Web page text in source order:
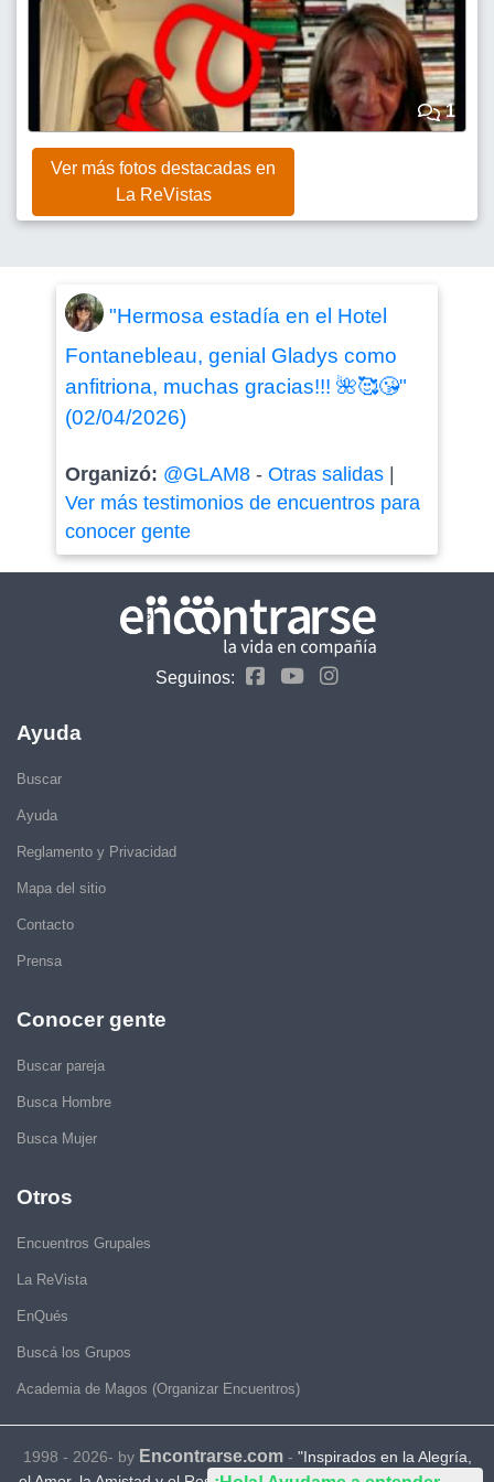
1
Ver más fotos destacadas en
La ReVistas
"Hermosa estadía en el Hotel
Fontanebleau, genial Gladys como
anfitriona, muchas gracias!!! 🌺🥰😘"
(02/04/2026)
Organizó: @GLAM8- Otras salidas|
Ver más testimonios de encuentros para
conocer gente
Seguinos:
Ayuda
Buscar
Ayuda
Reglamento y Privacidad
Mapa del sitio
Contacto
Prensa
Conocer gente
Buscar pareja
Busca Hombre
Busca Mujer
Otros
Encuentros Grupales
La ReVista
EnQués
Buscá los Grupos
Academia de Magos (Organizar Encuentros)
1998 - 2026- by Encontrarse.com- "Inspirados en la Alegría,